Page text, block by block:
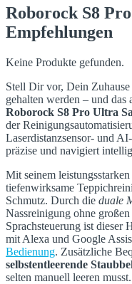
Roborock S8
Empfehlungen
Keine Produkte gefunden.
Stell Dir vor, Dein
gehalten werden – und
Roborock S8 Pro Ultra
der
Laserdistanzsensor- und
präzise und navigiert
Mit seinem
tiefenwirksame
Schmutz. Durch die duale
Nassreinigung ohne
Sprachsteuerung ist dieser
mit Alexa und Google
Bedienung. Zusätzliche
selbstentleerende
selten manuell leeren musst.